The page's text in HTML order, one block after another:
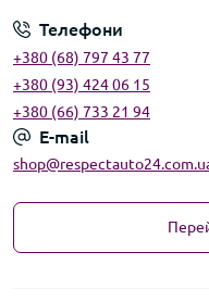
Телефони
+380 (68) 797 43 77
+380 (93) 424 06 15
+380 (66) 733 21 94
E-mail